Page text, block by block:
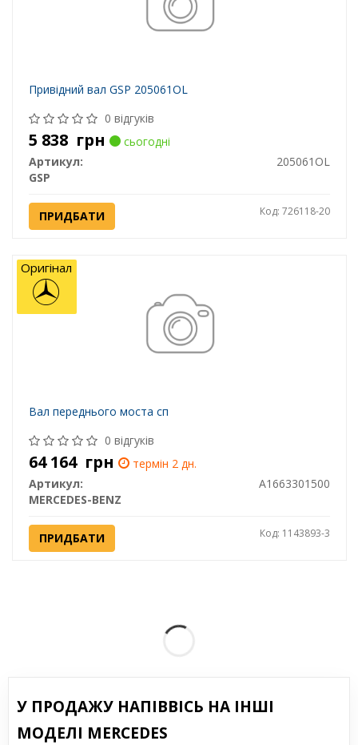
Привідний вал GSP 205061OL
0 відгуків
5 838 грн
сьогодні
Артикул:
205061OL
GSP
ПРИДБАТИ Код: 726118-20
Вал переднього моста сп
0 відгуків
64 164 грн
термін 2 дн.
Артикул:
A1663301500
MERCEDES-BENZ
ПРИДБАТИ Код: 1143893-3
Оригінал
У ПРОДАЖУ НАПІВВІСЬ НА ІНШІ
МОДЕЛІ MERCEDES